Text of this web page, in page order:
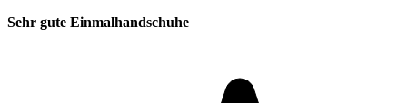
Sehr gute Einmalhandschuhe